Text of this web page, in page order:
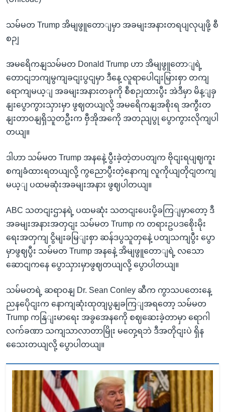
သမ်မတ Trump အိမျဖွူတောျမှာ အခမျးအနားတရပျလုပျဖို့ စီ
စဉျ
အမရေိကနျသမ်မတ Donald Trump ဟာ အိမျဖွူတောျရဲ့
တောငျဘကျမွကျခငျးပွငျမှာ ဒီနေ့ လူရာပေါငျးမြားစှာ တကျ
ရောကျမယ့ျ အခမျးအနားတခုကို စီစဉျထားပွီး အဲဒီမှာ မိန့ျခှ
နျးပွောကွားသှားမှာ ဖွဈတယျလို့ အမရေိကနျအစိုးရ အကွီးတ
နျးတာဝနျရှိသူတဦးက ဗှီအိုအကေို အတညျပွု ပွောကွားလိုကျပါ
တယျ။
ဒါဟာ သမ်မတ Trump အနနေဲ့ ပွီးခဲ့တဲ့တပတျက ဗိုငျးရပျဈကူး
စကျခံထားရတယျလို့ ကွညောပွီးတဲ့နောကျ လူကိုယျတိုငျတကျ
မယ့ျ ပထမဆုံးအခမျးအနား ဖွဈပါတယျ။
ABC သတငျးဌာနရဲ့ ပထမဆုံး သတငျးပေးပို့ခကြျမှာတော့ ဒီ
အခမျးအနားအတှငျး သမ်မတ Trump က တရားဥပဒစေိုးမိုး
ရေးအတှကျ ငွိမျးခမြျးစှာ ဆန်ဒပွသူတှနေဲ့ ပတျသကျပွီး ပွော
မှာဖွဈပွီး သမ်မတ Trump အနနေဲ့ အိမျဖွူတောျရဲ့ လသော
ဆောငျကနေ ပွောသှားမှာဖွဈတယျလို့ ပွောပါတယျ။
သမ်မတရဲ့ ဆရာဝနျ Dr. Sean Conley ဆီက ကွာသပတေးနေ့
ညနပေိုငျးက နောကျဆုံးထုတျပွနျခကြျအရတော့ သမ်မတ
Trump ကနြျးမာရေး အခွအေနကေို စဈဆေးခဲ့တာမှာ ရောဂါ
လက်ခဏာ သကျသာလာတာမြိုး မတှေ့ရဘဲ ဒီအတိုငျးပဲ ရှိန
သေေးတယျလို့ ပွောပါတယျ။